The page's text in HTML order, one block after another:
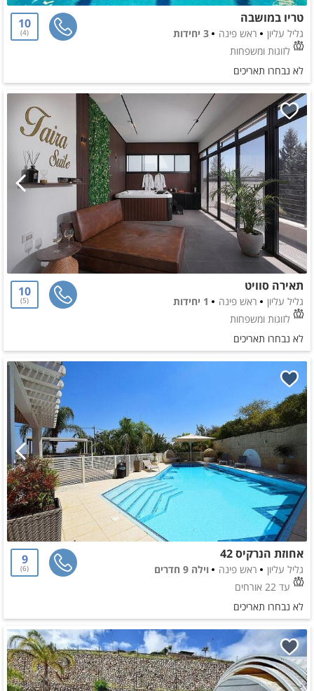
טריו במושבה
גליל עליון ראש פינה
3 יחידות
לזוגות ומשפחות
10
4
לא נבחרו תאריכים
תאירה סוויט
גליל עליון ראש פינה
1 יחידות
לזוגות ומשפחות
10
5
לא נבחרו תאריכים
אחוזת הנרקיס 42
גליל עליון ראש פינה
וילה 9 חדרים
עד 22 אורחים
9
6
לא נבחרו תאריכים